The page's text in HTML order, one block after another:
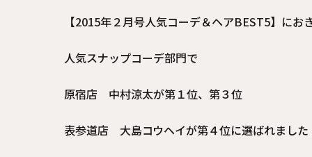
【2015年２月号人気コーデ＆ヘアBEST5】にお
人気スナップコーデ部門で
原宿店 中村涼太が第１位、第３位
表参道店 大島コウヘイが第４位に選ばれました